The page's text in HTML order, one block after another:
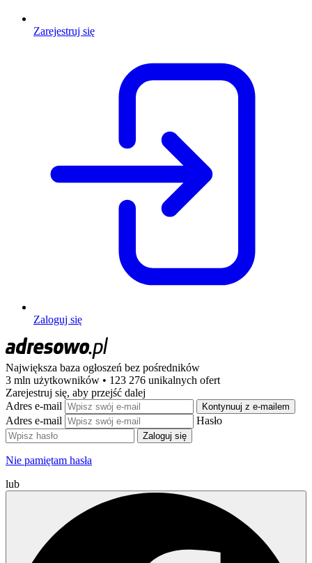
Zarejestruj się
Zaloguj się
Największa baza ogłoszeń bez pośredników
3 mln użytkowników • 123 276 unikalnych ofert
Zarejestruj się, aby przejść dalej
Adres e-mail
Kontynuuj z e-mailem
Adres e-mail Hasło
Zaloguj się
Nie pamiętam hasła
lub